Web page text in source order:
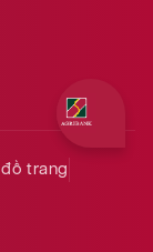
trang
Quý